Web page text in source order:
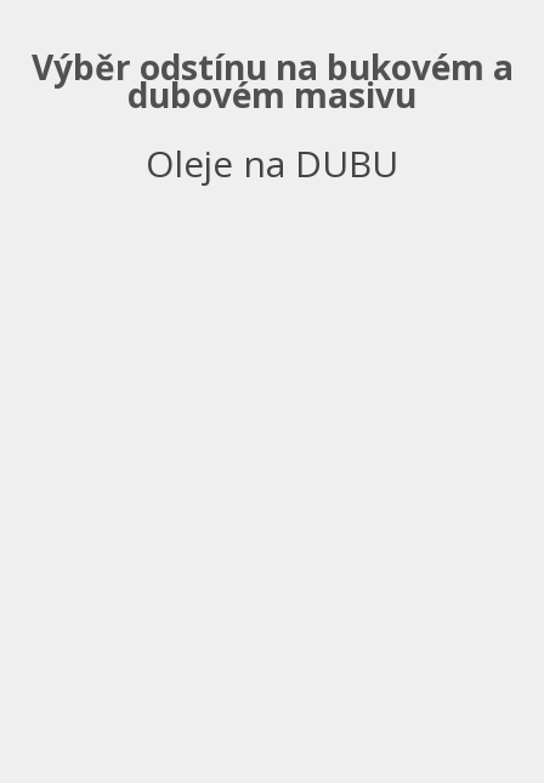
Výběr odstínu na bukovém a
dubovém masivu
Oleje na DUBU